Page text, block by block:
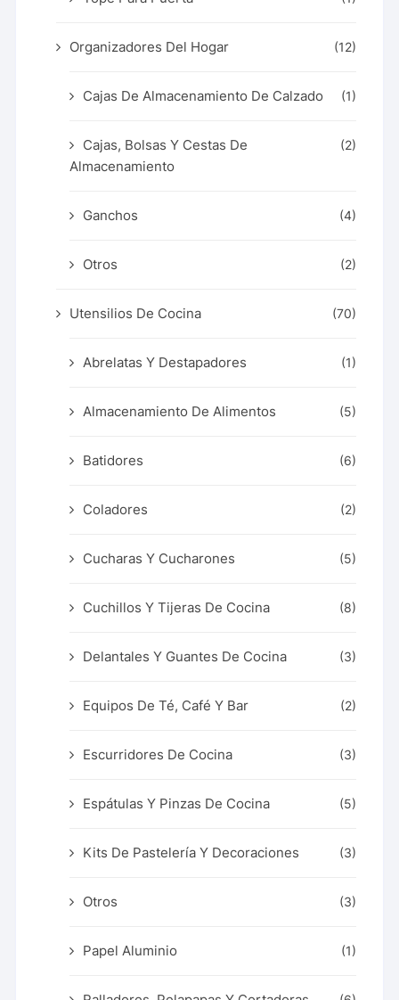
Organizadores Del Hogar (12)
Cajas De Almacenamiento De Calzado (1)
Cajas, Bolsas Y Cestas De
Almacenamiento
(2)
Ganchos (4)
Otros (2)
Utensilios De Cocina (70)
Abrelatas Y Destapadores (1)
Almacenamiento De Alimentos (5)
Batidores (6)
Coladores (2)
Cucharas Y Cucharones (5)
Cuchillos Y Tijeras De Cocina (8)
Delantales Y Guantes De Cocina (3)
Equipos De Té, Café Y Bar (2)
Escurridores De Cocina (3)
Espátulas Y Pinzas De Cocina (5)
Kits De Pastelería Y Decoraciones (3)
Otros (3)
Papel Aluminio (1)